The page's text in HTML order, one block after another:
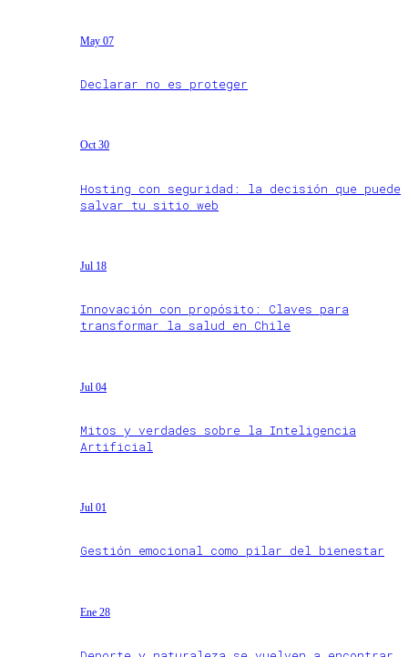
May 07
Declarar no es proteger
Oct 30
Hosting con seguridad: la decisión que puede
salvar tu sitio web
Jul 18
Innovación con propósito: Claves para
transformar la salud en Chile
Jul 04
Mitos y verdades sobre la Inteligencia
Artificial
Jul 01
Gestión emocional como pilar del bienestar
Ene 28